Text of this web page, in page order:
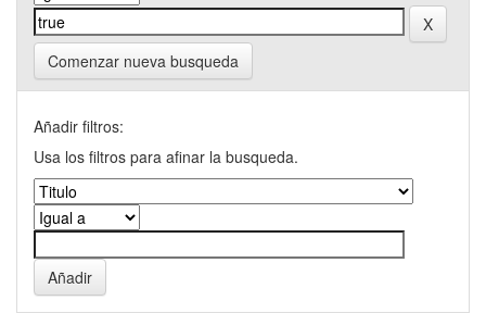
Comenzar nueva busqueda
Añadir filtros:
Usa los filtros para afinar la busqueda.